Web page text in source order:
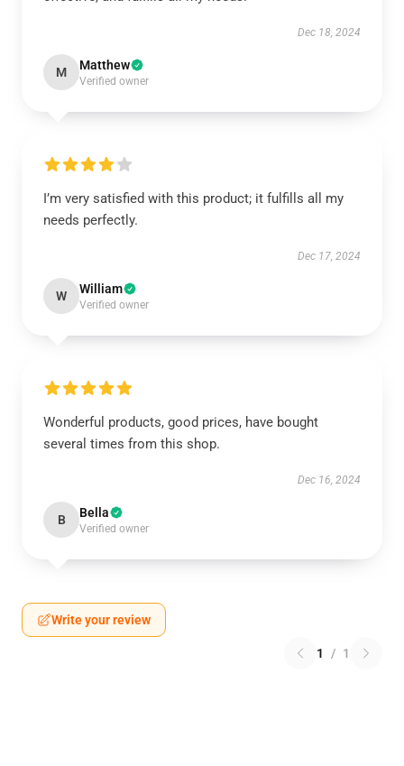
Dec 18, 2024
M Matthew
Verified owner
I’m very satisfied with this product; it fulfills all my
needs perfectly.
Dec 17, 2024
W William
Verified owner
Wonderful products, good prices, have bought
several times from this shop.
Dec 16, 2024
B Bella
Verified owner
Write your review
1 / 1